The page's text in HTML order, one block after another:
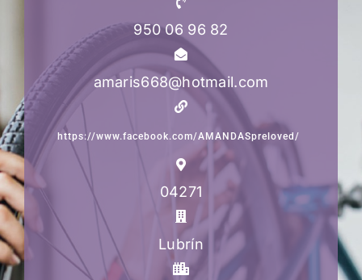
950 06 96 82
amaris668@hotmail.com
https://www.facebook.com/AMANDASpreloved/
04271
Lubrín